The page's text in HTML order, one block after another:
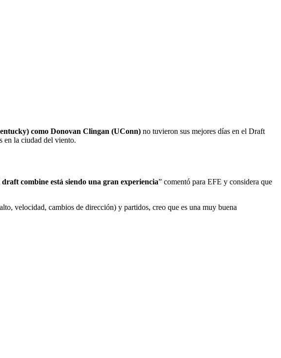
como Donovan Clingan (UConn) no tuvieron sus mejores días en el Draft
en la ciudad del viento.
combine está siendo una gran experiencia” comentó para EFE y considera que
velocidad, cambios de dirección) y partidos, creo que es una muy buena